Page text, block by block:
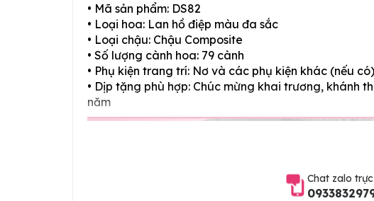
• Mã sản phẩm: DS82
• Loại hoa: Lan hồ điệp màu đa sắc
• Loại chậu: Chậu Composite
• Số lượng cành hoa: 79 cành
• Phụ kiện trang trí: Nơ và các phụ kiện khác (nếu có)
• Dịp tặng phù hợp: Chúc mừng khai trương, khánh
năm
Chat zalo